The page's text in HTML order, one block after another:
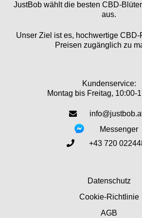
JustBob wählt die besten CBD-
aus.
Unser Ziel ist es, hochwertige CBD-
Preisen zugänglich zu
Kundenservice:
Montag bis Freitag, 10:00-
Messenger
+43 720
Datenschutz
Cookie-Richtlinie
AGB